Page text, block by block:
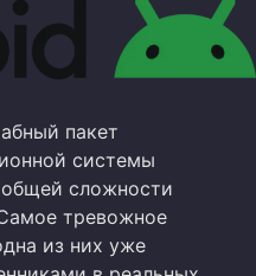
пакет
системы
сложности
тревожное
из них уже